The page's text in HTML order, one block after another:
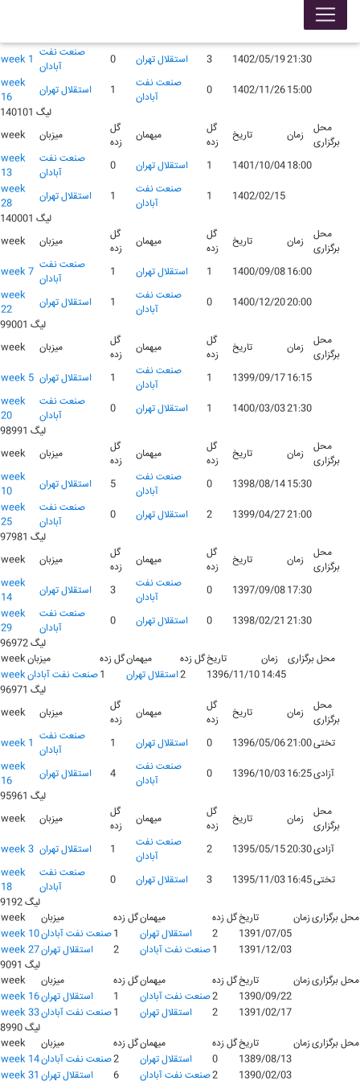
محل
week 1 صنعت نفت
آبادان
0 استقلال تهران 3 1402/05/1921:30
week
16
استقلال تهران 1
صنعت نفت
آبادان
0 1402/11/2615:00
لیگ 140101
week
میزبان
گل
زده
میهمان
گل
زده
تاریخ زمان
محل
برگزاری
week
13
صنعت نفت
آبادان
0 استقلال تهران 1 1401/10/0418:00
week
28
استقلال تهران 1
صنعت نفت
آبادان
1
1402/02/15
لیگ 140001
week
میزبان
گل
زده
میهمان
گل
زده
تاریخ زمان
محل
برگزاری
week 7 صنعت نفت
آبادان
1 استقلال تهران 1 1400/09/0816:00
week
22
استقلال تهران 1
صنعت نفت
آبادان
0 1400/12/2020:00
لیگ 99001
week
میزبان
گل
زده
میهمان
گل
زده
تاریخ زمان
محل
برگزاری
week 5 استقلال تهران 1
صنعت نفت
آبادان
1 1399/09/1716:15
week
20
صنعت نفت
آبادان
0 استقلال تهران 1 1400/03/0321:30
لیگ 98991
week
میزبان
گل
زده
میهمان
گل
زده
تاریخ زمان
محل
برگزاری
week
10
استقلال تهران 5
صنعت نفت
آبادان
0 1398/08/1415:30
week
25
صنعت نفت
آبادان
0 استقلال تهران 2 1399/04/2721:00
لیگ 97981
week
میزبان
گل
زده
میهمان
گل
زده
تاریخ زمان
محل
برگزاری
week
14
استقلال تهران 3
صنعت نفت
آبادان
0 1397/09/0817:30
week
29
صنعت نفت
آبادان
0 استقلال تهران 0 1398/02/21 21:30
لیگ 96972
weekمیزبان گل زدهمیهمان گل زدهتاریخ زمان
محل برگزاری
weekصنعت نفت آبادان1 استقلال تهران2 1396/11/1014:45
لیگ 96971
week
میزبان
گل
زده
میهمان
گل
زده
تاریخ زمان
محل
برگزاری
week 1 صنعت نفت
آبادان
1 استقلال تهران 0 1396/05/0621:00تختی
week
16
استقلال تهران 4
صنعت نفت
آبادان
0 1396/10/0316:25آزادی
لیگ 95961
week
میزبان
گل
زده
میهمان
گل
زده
تاریخ زمان
محل
برگزاری
week 3 استقلال تهران 1
صنعت نفت
آبادان
2 1395/05/1520:30آزادی
week
18
صنعت نفت
آبادان
0 استقلال تهران 3 1395/11/0316:45تختی
لیگ 9192
week
میزبان گل زدهمیهمان گل زدهتاریخ زمانمحل برگزاری
week 10صنعت نفت آبادان1 استقلال تهران 2
1391/07/05
week 27استقلال تهران 2 صنعت نفت آبادان1
1391/12/03
لیگ 9091
week
میزبان گل زدهمیهمان گل زدهتاریخ زمانمحل برگزاری
week 16استقلال تهران 1 صنعت نفت آبادان2
1390/09/22
week 33صنعت نفت آبادان1 استقلال تهران 2
1391/02/17
لیگ 8990
week
میزبان گل زدهمیهمان گل زدهتاریخ زمانمحل برگزاری
week 14صنعت نفت آبادان2 استقلال تهران 0
1389/08/13
week 31 استقلال تهران 6 صنعت نفت آبادان2 1390/02/03